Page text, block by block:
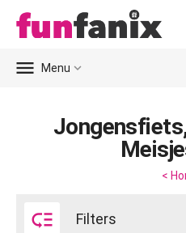
 Menu 
<
 Filters